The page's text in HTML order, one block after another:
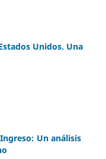
Unidos. Una
Un análisis